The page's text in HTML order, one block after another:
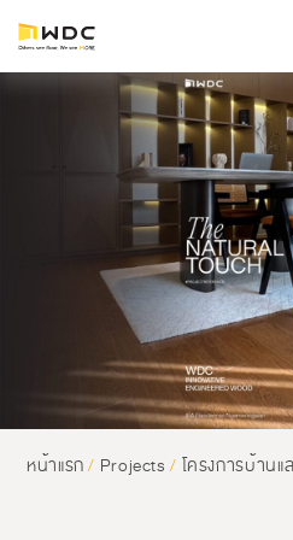
หน้าแรก/ Projects / โครงการบ้าน